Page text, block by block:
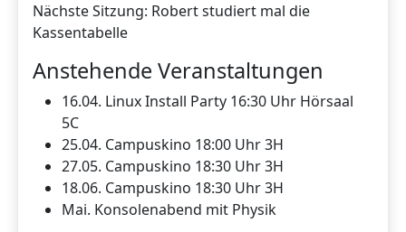
Nächste Sitzung: Robert studiert mal die
Kassentabelle
Anstehende Veranstaltungen
16.04. Linux Install Party 16:30 Uhr Hörsaal
5C
25.04. Campuskino 18:00 Uhr 3H
27.05. Campuskino 18:30 Uhr 3H
18.06. Campuskino 18:30 Uhr 3H
Mai. Konsolenabend mit Physik